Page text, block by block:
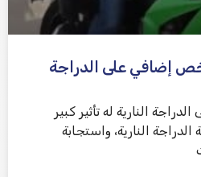
إضافي على الدراجة
النارية له تأثير كبير
النارية، واستجابة